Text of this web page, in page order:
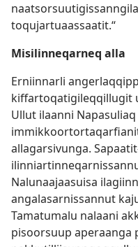
toqujartuaassaatit.“
Misilinneqarneq alla
Erniinnarli
kiffartoqatigileqqillugit
Ullut ilaanni
allagarsivunga.
Nalunaajaasuisa
angalasarnissannut
Tamatumalu nalaani
pisoorsuup aperaanga